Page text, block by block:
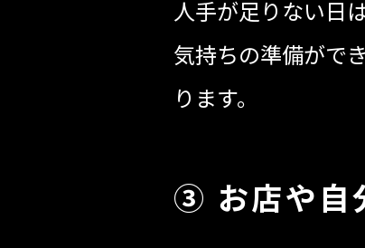
人手が足りない日
気持ちの準備がで
ります。
③ お店や自